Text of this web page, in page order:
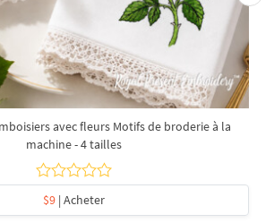
avec fleurs Motifs de broderie à la
machine - 4 tailles
$9| Acheter